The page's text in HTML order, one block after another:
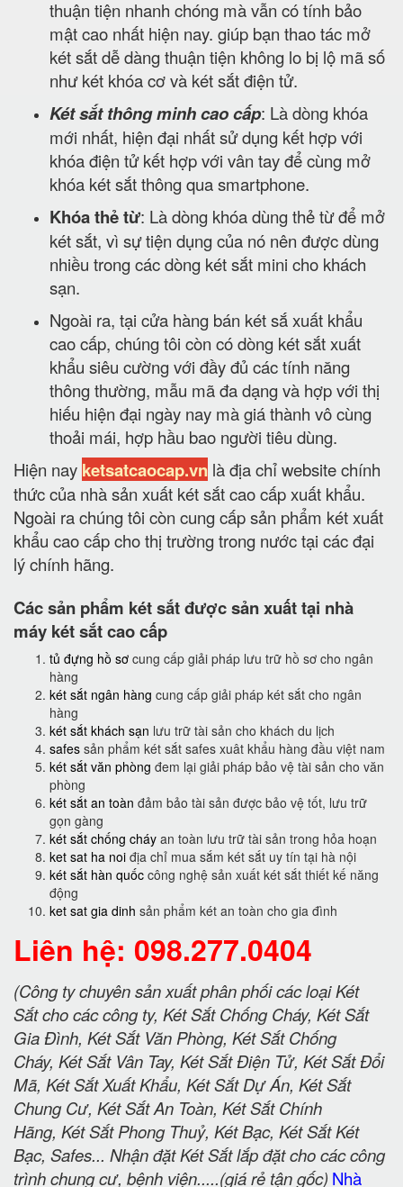
thuận tiện nhanh chóng mà vẫn có tính bảo
mật cao nhất hiện nay. giúp bạn thao tác mở
két sắt dễ dàng thuận tiện không lo bị lộ mã số
như két khóa cơ và két sắt điện tử.
Két sắt thông minh cao cấp: Là dòng khóa
mới nhất, hiện đại nhất sử dụng kết hợp với
khóa điện tử kết hợp với vân tay để cùng mở
khóa két sắt thông qua smartphone.
Khóa thẻ từ: Là dòng khóa dùng thẻ từ để mở
két sắt, vì sự tiện dụng của nó nên được dùng
nhiều trong các dòng két sắt mini cho khách
sạn.
Ngoài ra, tại cửa hàng bán két sắ xuất khẩu
cao cấp, chúng tôi còn có dòng két sắt xuất
khẩu siêu cường với đầy đủ các tính năng
thông thường, mẫu mã đa dạng và hợp với thị
hiếu hiện đại ngày nay mà giá thành vô cùng
thoải mái, hợp hầu bao người tiêu dùng.
Hiện nay ketsatcaocap.vn là địa chỉ website chính
thức của nhà sản xuất két sắt cao cấp xuất khẩu.
Ngoài ra chúng tôi còn cung cấp sản phẩm két xuất
khẩu cao cấp cho thị trường trong nước tại các đại
lý chính hãng.
Các sản phẩm két sắt được sản xuất tại nhà
máy két sắt cao cấp
tủ đựng hồ sơ cung cấp giải pháp lưu trữ hồ sơ cho ngân
hàng
két sắt ngân hàng cung cấp giải pháp két sắt cho ngân
hàng
két sắt khách sạn lưu trữ tài sản cho khách du lịch
safes sản phẩm két sắt safes xuât khẩu hàng đầu việt nam
két sắt văn phòng đem lại giải pháp bảo vệ tài sản cho văn
phòng
két sắt an toàn đảm bảo tài sản được bảo vệ tốt, lưu trữ
gọn gàng
két sắt chống cháy an toàn lưu trữ tài sản trong hỏa hoạn
ket sat ha noi địa chỉ mua sắm két sắt uy tín tại hà nội
két sắt hàn quốc công nghệ sản xuất két sắt thiết kế năng
động
ket sat gia dinh sản phẩm két an toàn cho gia đình
Liên hệ: 098.277.0404
(Công ty chuyên sản xuất phân phối các loại Két
Sắt cho các công ty, Két Sắt Chống Cháy, Két Sắt
Gia Đình, Két Sắt Văn Phòng, Két Sắt Chống
Cháy, Két Sắt Vân Tay, Két Sắt Điện Tử, Két Sắt Đổi
Mã, Két Sắt Xuất Khẩu, Két Sắt Dự Án, Két Sắt
Chung Cư, Két Sắt An Toàn, Két Sắt Chính
Hãng, Két Sắt Phong Thuỷ, Két Bạc, Két Sắt Két
Bạc, Safes... Nhận đặt Két Sắt lắp đặt cho các công
trình chung cư, bệnh viện.....(giá rẻ tận gốc) Nhà